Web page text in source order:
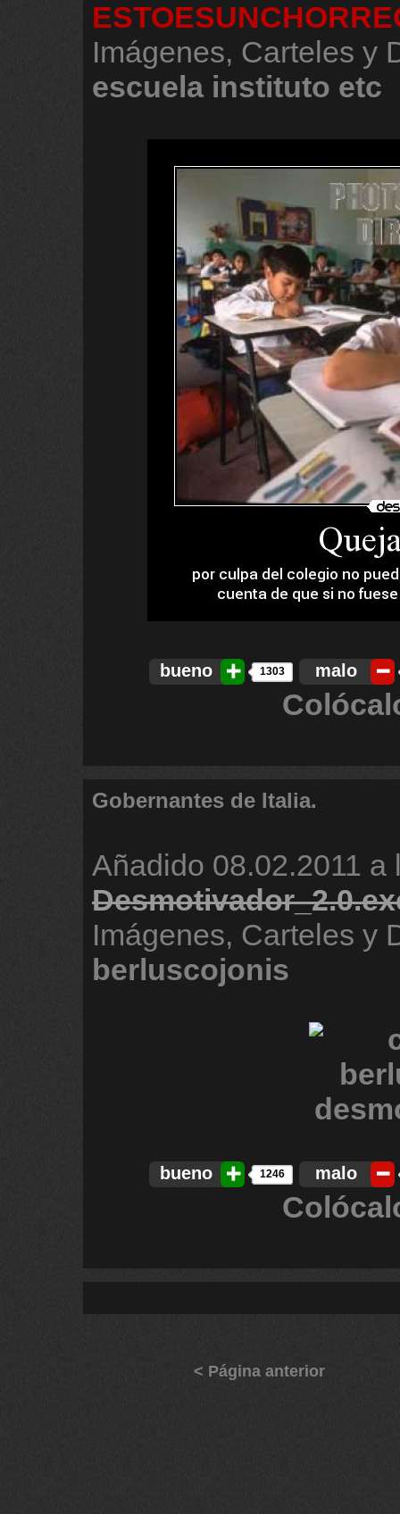
Imágenes, Carteles y
escuela instituto etc
bueno 1303 malo
Gobernantes de Italia.
Añadido 08.02.2011 a
Imágenes, Carteles y
berluscojonis
bueno 1246 malo
< Página anterior